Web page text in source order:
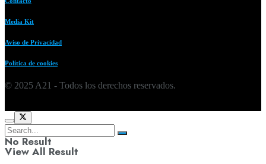
Media Kit
Aviso de Privacidad
Política de cookies
© 2025 A21 - Todos los derechos reservados.
No Result
View All Result